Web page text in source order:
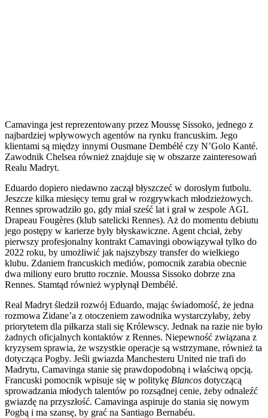
Camavinga jest reprezentowany przez Moussę Sissoko, jednego z
najbardziej wpływowych agentów na rynku francuskim. Jego
klientami są między innymi Ousmane Dembélé czy N’Golo Kanté.
Zawodnik Chelsea również znajduje się w obszarze zainteresowań
Realu Madryt.
Eduardo dopiero niedawno zaczął błyszczeć w dorosłym futbolu.
Jeszcze kilka miesięcy temu grał w rozgrywkach młodzieżowych.
Rennes sprowadziło go, gdy miał sześć lat i grał w zespole AGL
Drapeau Fougères (klub satelicki Rennes). Aż do momentu debiutu
jego postępy w karierze były błyskawiczne. Agent chciał, żeby
pierwszy profesjonalny kontrakt Camavingi obowiązywał tylko do
2022 roku, by umożliwić jak najszybszy transfer do wielkiego
klubu. Zdaniem francuskich mediów, pomocnik zarabia obecnie
dwa miliony euro brutto rocznie. Moussa Sissoko dobrze zna
Rennes. Stamtąd również wypłynął Dembélé.
Real Madryt śledził rozwój Eduardo, mając świadomość, że jedna
rozmowa Zidane’a z otoczeniem zawodnika wystarczyłaby, żeby
priorytetem dla piłkarza stali się Królewscy. Jednak na razie nie było
żadnych oficjalnych kontaktów z Rennes. Niepewność związana z
kryzysem sprawia, że wszystkie operacje są wstrzymane, również ta
dotycząca Pogby. Jeśli gwiazda Manchesteru United nie trafi do
Madrytu, Camavinga stanie się prawdopodobną i właściwą opcją.
Francuski pomocnik wpisuje się w politykę Blancos dotyczącą
sprowadzania młodych talentów po rozsądnej cenie, żeby odnaleźć
gwiazdę na przyszłość. Camavinga aspiruje do stania się nowym
Pogbą i ma szansę, by grać na Santiago Bernabéu.